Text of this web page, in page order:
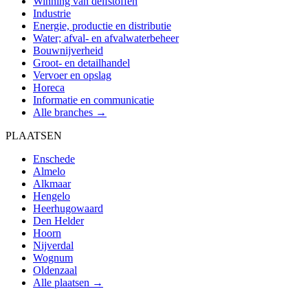
Industrie
Energie, productie en distributie
Water; afval- en afvalwaterbeheer
Bouwnijverheid
Groot- en detailhandel
Vervoer en opslag
Horeca
Informatie en communicatie
Alle branches →
PLAATSEN
Enschede
Almelo
Alkmaar
Hengelo
Heerhugowaard
Den Helder
Hoorn
Nijverdal
Wognum
Oldenzaal
Alle plaatsen →